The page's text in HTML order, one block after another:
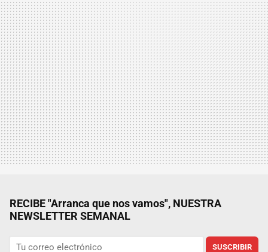
RECIBE "Arranca que nos vamos", NUESTRA
NEWSLETTER SEMANAL
SUSCRIBIR